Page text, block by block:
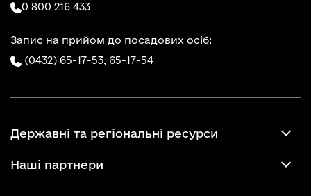
0 800 216 433
Запис на прийом до посадових осіб:
(0432) 65-17-53, 65-17-54
Державні та регіональні ресурси
Наші партнери